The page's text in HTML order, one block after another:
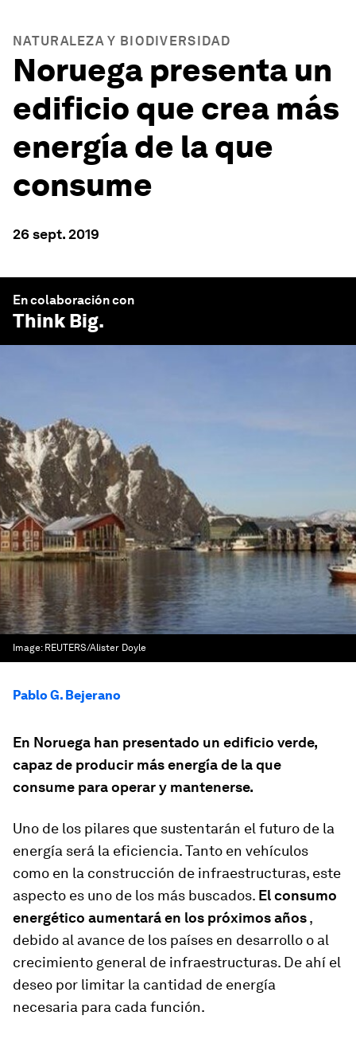
NATURALEZA Y BIODIVERSIDAD
Noruega presenta un
edificio que crea más
energía de la que
consume
26 sept. 2019
En colaboración con
Think Big.
Image: REUTERS/Alister Doyle
Pablo G. Bejerano
En Noruega han presentado un edificio verde,
capaz de producir más energía de la que
consume para operar y mantenerse.
Uno de los pilares que sustentarán el futuro de la
energía será la eficiencia. Tanto en vehículos
como en la construcción de infraestructuras, este
aspecto es uno de los más buscados. El consumo
energético aumentará en los próximos años,
debido al avance de los países en desarrollo o al
crecimiento general de infraestructuras. De ahí el
deseo por limitar la cantidad de energía
necesaria para cada función.